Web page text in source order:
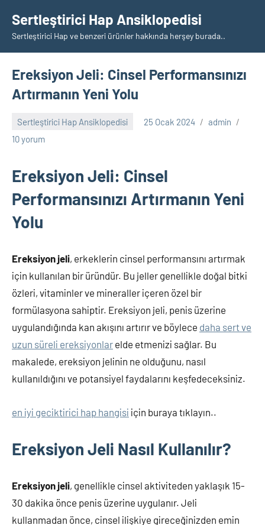
geçSertleştirici Hap Ansiklopedisi
Sertleştirici Hap ve benzeri ürünler hakkında herşey burada..
Ereksiyon Jeli: Cinsel Performansınızı
Artırmanın Yeni Yolu
Sertleştirici Hap Ansiklopedisi 25 Ocak 2024
admin
10 yorum
Ereksiyon Jeli: Cinsel
Performansınızı Artırmanın Yeni
Yolu
Ereksiyon jeli, erkeklerin cinsel performansını artırmak
için kullanılan bir üründür. Bu jeller genellikle doğal bitki
özleri, vitaminler ve mineraller içeren özel bir
formülasyona sahiptir. Ereksiyon jeli, penis üzerine
uygulandığında kan akışını artırır ve böylece daha sert ve
uzun süreli ereksiyonlar elde etmenizi sağlar. Bu
makalede, ereksiyon jelinin ne olduğunu, nasıl
kullanıldığını ve potansiyel faydalarını keşfedeceksiniz.
en iyi geciktirici hap hangisi için buraya tıklayın..
Ereksiyon Jeli Nasıl Kullanılır?
Ereksiyon jeli, genellikle cinsel aktiviteden yaklaşık 15-
30 dakika önce penis üzerine uygulanır. Jeli
kullanmadan önce, cinsel ilişkiye gireceğinizden emin